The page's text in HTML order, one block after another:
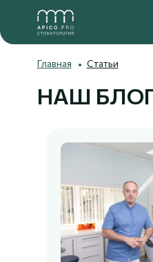
НАШ
Главная Статьи